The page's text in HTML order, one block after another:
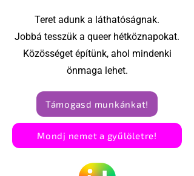
Teret adunk a láthatóságnak.
Jobbá tesszük a queer hétköznapokat.
Közösséget építünk, ahol mindenki
önmaga lehet.
Támogasd munkánkat!
Mondj nemet a gyűlöletre!